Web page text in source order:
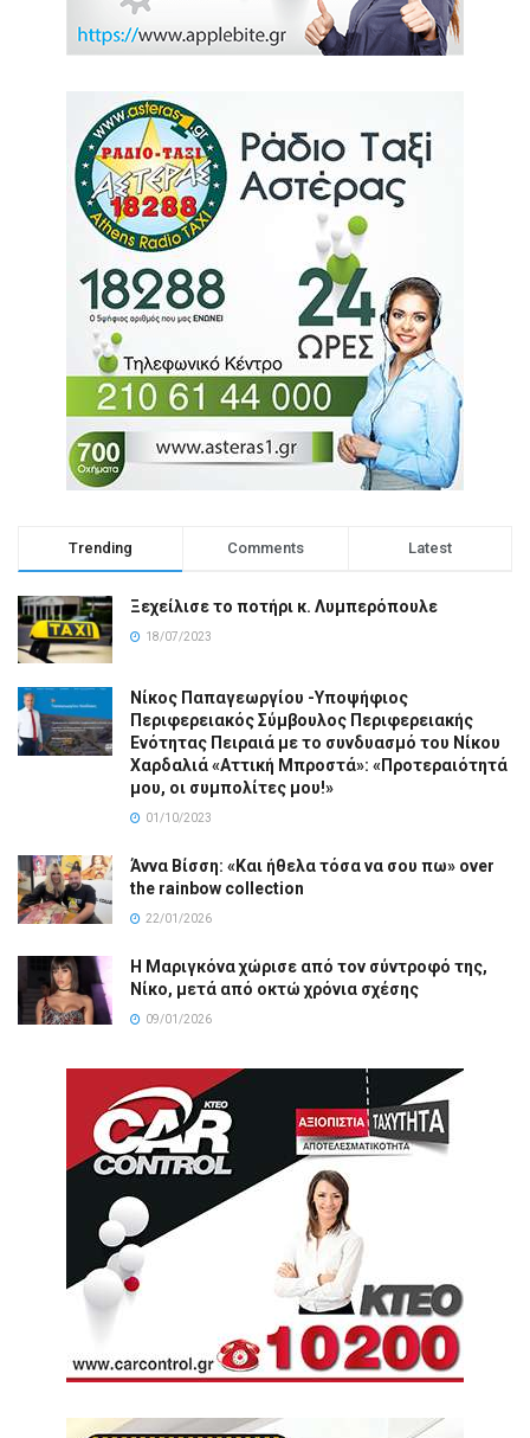
Trending Comments Latest
Ξεχείλισε το ποτήρι κ. Λυμπερόπουλε
18/07/2023
Νίκος Παπαγεωργίου -Υποψήφιος
Περιφερειακός Σύμβουλος Περιφερειακής
Ενότητας Πειραιά με το συνδυασμό του Νίκου
Χαρδαλιά «Αττική Μπροστά»: «Προτεραιότητά
μου, οι συμπολίτες μου!»
01/10/2023
Άννα Βίσση: «Και ήθελα τόσα να σου πω» over
the rainbow collection
22/01/2026
Η Μαριγκόνα χώρισε από τον σύντροφό της,
Νίκο, μετά από οκτώ χρόνια σχέσης
09/01/2026